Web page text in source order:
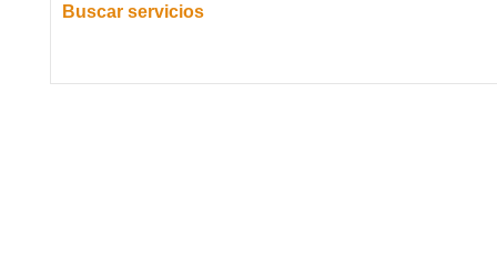
Buscar servicios